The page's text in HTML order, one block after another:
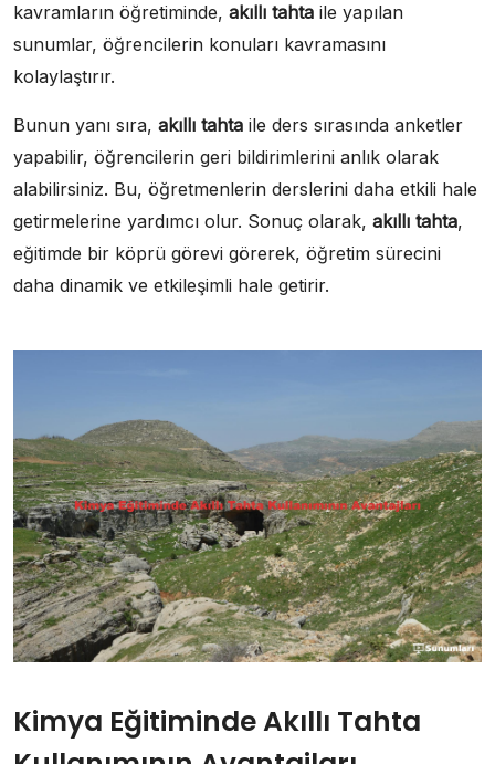
kavramların öğretiminde, akıllı tahta ile yapılan
sunumlar, öğrencilerin konuları kavramasını
kolaylaştırır.
Bunun yanı sıra, akıllı tahta ile ders sırasında anketler
yapabilir, öğrencilerin geri bildirimlerini anlık olarak
alabilirsiniz. Bu, öğretmenlerin derslerini daha etkili hale
getirmelerine yardımcı olur. Sonuç olarak, akıllı tahta,
eğitimde bir köprü görevi görerek, öğretim sürecini
daha dinamik ve etkileşimli hale getirir.
Kimya Eğitiminde Akıllı Tahta